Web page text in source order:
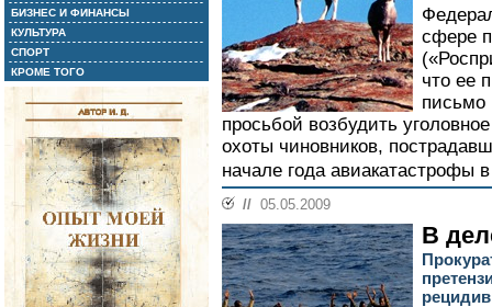
БИЗНЕС И ФИНАНСЫ
КУЛЬТУРА
СПОРТ
КРОМЕ ТОГО
сфере
что ее
письмо
просьбой возбудить
охоты чиновников,
начале года авиакатастрофы
// 05.05.2009
В